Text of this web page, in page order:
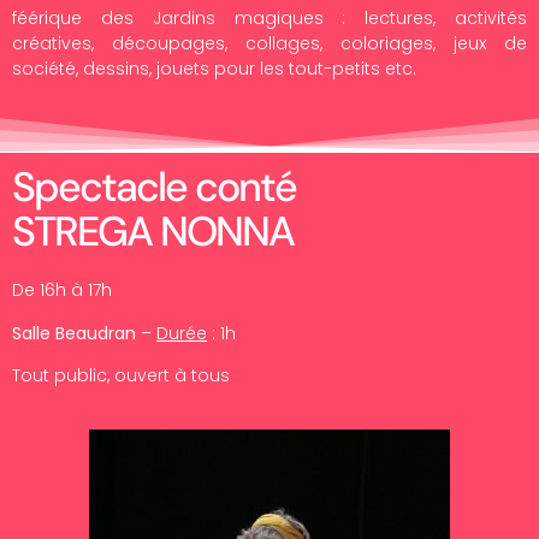
féérique des Jardins magiques : lectures, activités
créatives, découpages, collages, coloriages, jeux de
société, dessins, jouets pour les tout-petits etc.
Spectacle conté
STREGA NONNA
De 16h à 17h
Salle Beaudran – Durée : 1h
Tout public, ouvert à tous